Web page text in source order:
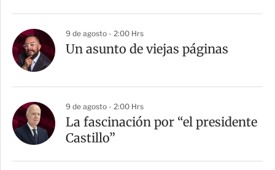
9 de agosto - 2:00 Hrs
Un asunto de viejas páginas
9 de agosto - 2:00 Hrs
La fascinación por “el presidente
Castillo”